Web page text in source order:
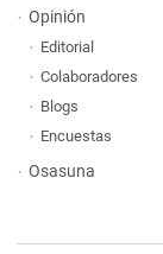
Opinión
Editorial
Colaboradores
Blogs
Encuestas
Osasuna